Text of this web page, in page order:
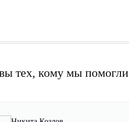
тех, кому мы помогли